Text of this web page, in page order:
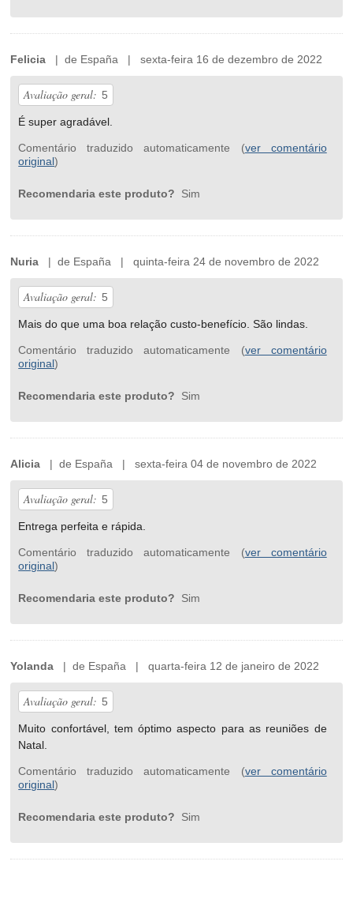
Felicia | de España | sexta-feira 16 de dezembro de 2022
Avaliação geral: 5
É super agradável.
Comentário traduzido automaticamente (ver comentário
original)
Recomendaria este produto? Sim
Nuria | de España | quinta-feira 24 de novembro de 2022
Avaliação geral: 5
Mais do que uma boa relação custo-benefício. São lindas.
Comentário traduzido automaticamente (ver comentário
original)
Recomendaria este produto? Sim
Alicia | de España | sexta-feira 04 de novembro de 2022
Avaliação geral: 5
Entrega perfeita e rápida.
Comentário traduzido automaticamente (ver comentário
original)
Recomendaria este produto? Sim
Yolanda | de España | quarta-feira 12 de janeiro de 2022
Avaliação geral: 5
Muito confortável, tem óptimo aspecto para as reuniões de
Natal.
Comentário traduzido automaticamente (ver comentário
original)
Recomendaria este produto? Sim